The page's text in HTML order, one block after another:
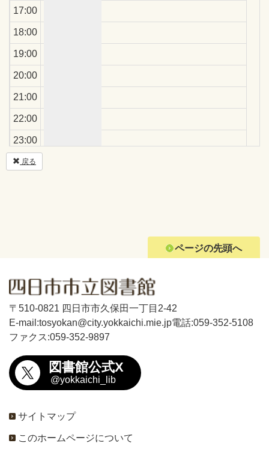
17:00
18:00
19:00
20:00
21:00
22:00
23:00
戻る
ページの先頭へ
〒510-0821 四日市市久保田一丁目2-42
E-mail:tosyokan@city.yokkaichi.mie.jp電話:059-352-5108
ファクス:059-352-9897
図書館公式X
@yokkaichi_lib
サイトマップ
このホームページについて